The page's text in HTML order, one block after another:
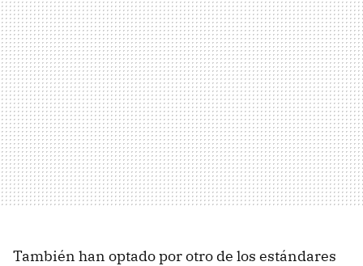
También han optado por otro de los estándares